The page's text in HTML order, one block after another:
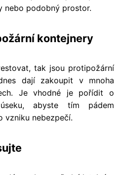
nebo podobný prostor.
kontejnery
tak jsou protipožární
dají zakoupit v mnoha
Je vhodné je pořídit o
abyste tím pádem
vzniku nebezpečí.